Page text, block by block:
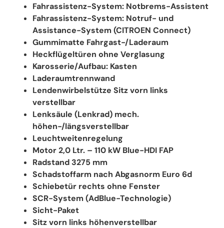
Fahrassistenz-System: Notbrems-Assistent
Fahrassistenz-System: Notruf- und
Assistance-System (CITROEN Connect)
Gummimatte Fahrgast-/Laderaum
Heckflügeltüren ohne Verglasung
Karosserie/Aufbau: Kasten
Laderaumtrennwand
Lendenwirbelstütze Sitz vorn links
verstellbar
Lenksäule (Lenkrad) mech.
höhen-/längsverstellbar
Leuchtweitenregelung
Motor 2,0 Ltr. – 110 kW Blue-HDI FAP
Radstand 3275 mm
Schadstoffarm nach Abgasnorm Euro 6d
Schiebetür rechts ohne Fenster
SCR-System (AdBlue-Technologie)
Sicht-Paket
Sitz vorn links höhenverstellbar